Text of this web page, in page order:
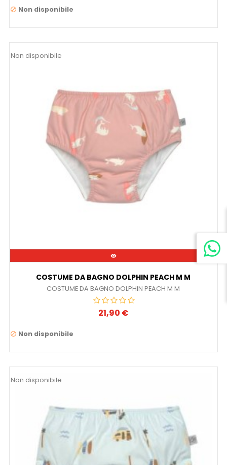
 Non disponibile

Non disponibile
COSTUME DA BAGNO DOLPHIN PEACH M M
COSTUME DA BAGNO DOLPHIN PEACH M M
Prezzo
21,90 €
 Non disponibile
Non disponibile